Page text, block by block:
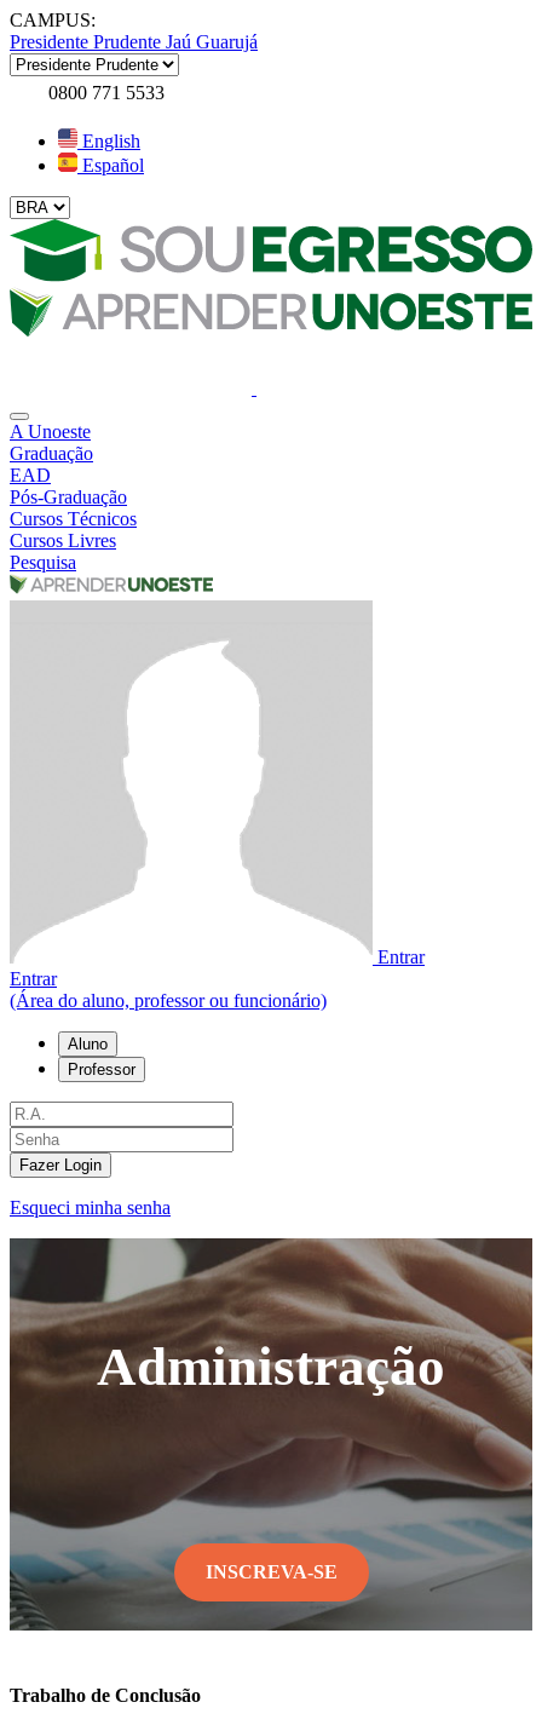
CAMPUS:
Presidente Prudente Jaú Guarujá
0800 771 5533
English
Español
A Unoeste
Graduação
EAD
Pós-Graduação
Cursos Técnicos
Cursos Livres
Pesquisa
Entrar
Entrar
(Área do aluno, professor ou funcionário)
Aluno
Professor
Fazer Login
Esqueci minha senha
Administração
INSCREVA-SE
Trabalho de Conclusão